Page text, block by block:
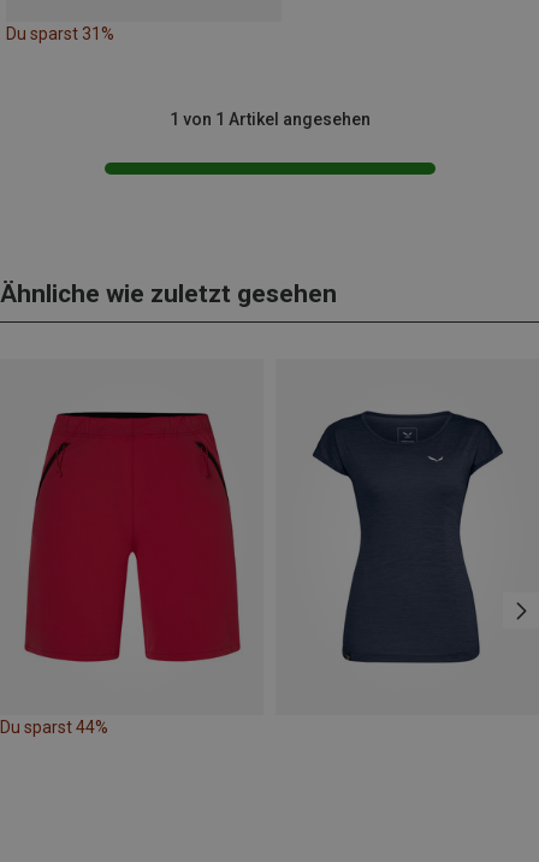
Du sparst 31%
1 von 1 Artikel angesehen
Ähnliche wie zuletzt gesehen
Du sparst 44%